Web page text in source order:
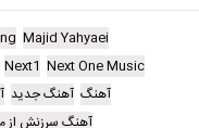
Majid Yahyaei
Next One Music
Next1
آهنگ آهنگ جدید
آهنگ سرزنش از